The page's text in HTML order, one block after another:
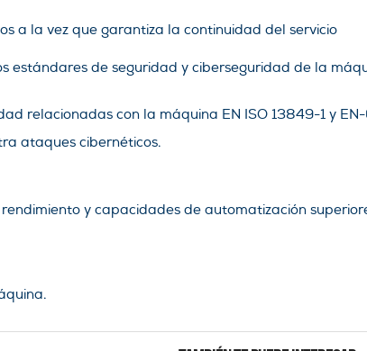
a la vez que garantiza la continuidad del servicio
estándares de seguridad y ciberseguridad de la
relacionadas con la máquina EN ISO 13849-1 y
ataques cibernéticos.
y capacidades de automatización